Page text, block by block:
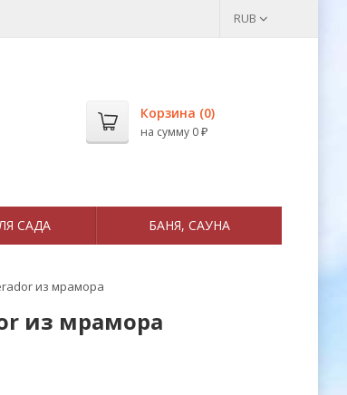
RUB
Корзина (0)
на сумму 0 ₽
САДА БАНЯ, САУНА
из мрамора
из мрамора